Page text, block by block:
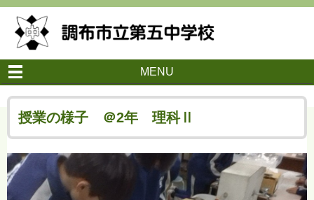
MENU
授業の様子 ＠2年 理科Ⅱ